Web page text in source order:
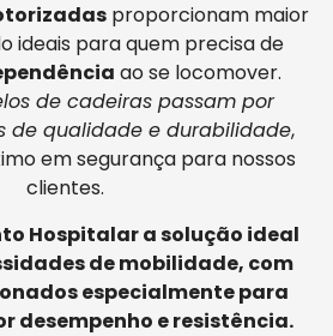
proporcionam maior
ideais para quem precisa de
ao se locomover.
de cadeiras passam por
de qualidade e durabilidade,
em segurança para nossos
clientes.
Hospitalar a solução ideal
de mobilidade, com
especialmente para
desempenho e resistência.